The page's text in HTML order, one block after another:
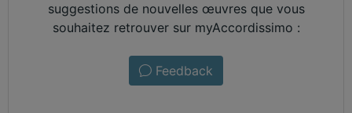
suggestions de nouvelles œuvres que vous
souhaitez retrouver sur myAccordissimo :
Feedback